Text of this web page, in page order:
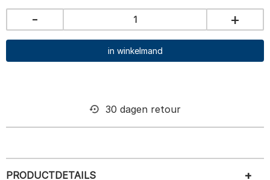
- +
in winkelmand
30 dagen retour
PRODUCTDETAILS